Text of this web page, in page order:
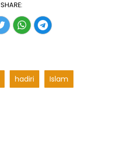
SHARE:
hadiri Islam